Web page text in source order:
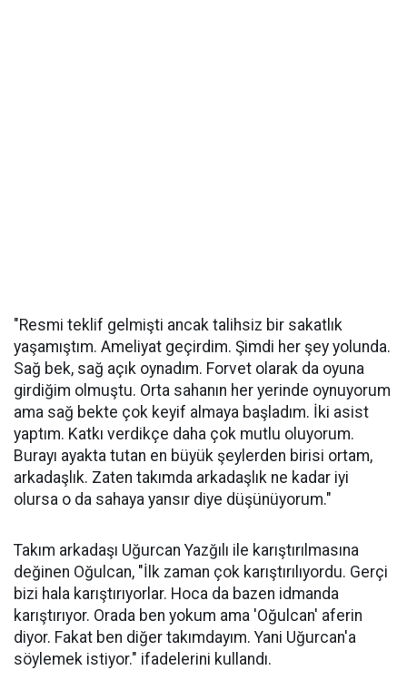
"Resmi teklif gelmişti ancak talihsiz bir sakatlık
yaşamıştım. Ameliyat geçirdim. Şimdi her şey yolunda.
Sağ bek, sağ açık oynadım. Forvet olarak da oyuna
girdiğim olmuştu. Orta sahanın her yerinde oynuyorum
ama sağ bekte çok keyif almaya başladım. İki asist
yaptım. Katkı verdikçe daha çok mutlu oluyorum.
Burayı ayakta tutan en büyük şeylerden birisi ortam,
arkadaşlık. Zaten takımda arkadaşlık ne kadar iyi
olursa o da sahaya yansır diye düşünüyorum."
Takım arkadaşı Uğurcan Yazğılı ile karıştırılmasına
değinen Oğulcan, "İlk zaman çok karıştırılıyordu. Gerçi
bizi hala karıştırıyorlar. Hoca da bazen idmanda
karıştırıyor. Orada ben yokum ama 'Oğulcan' aferin
diyor. Fakat ben diğer takımdayım. Yani Uğurcan'a
söylemek istiyor." ifadelerini kullandı.